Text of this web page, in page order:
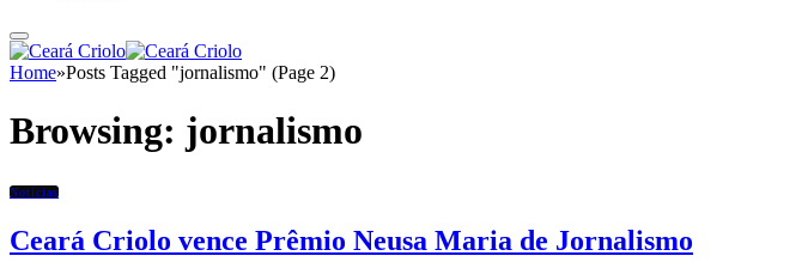
Home»Posts Tagged "jornalismo" (Page 2)
Browsing: jornalismo
Notícias
Ceará Criolo vence Prêmio Neusa Maria de Jornalismo